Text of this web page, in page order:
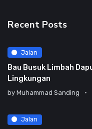
Recent Posts
Jalan
Bau Busuk Limbah
Lingkungan
by Muhammad Sanding
Jalan